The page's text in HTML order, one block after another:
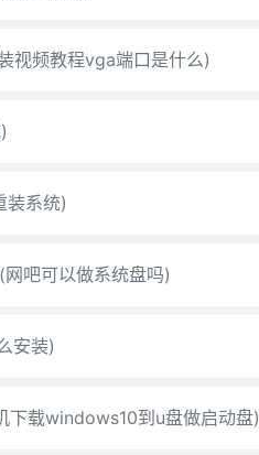
视频教程vga端口是什么)
装系统)
吧可以做系统盘吗)
安装)
下载windows10到u盘做启动盘)